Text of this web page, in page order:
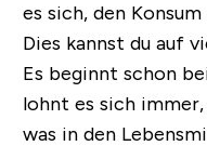
es sich, den
Dies kannst du auf
Es beginnt schon
lohnt es sich
was in den